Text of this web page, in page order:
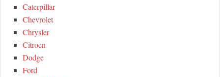
Caterpillar
Chevrolet
Chrysler
Citroen
Dodge
Ford